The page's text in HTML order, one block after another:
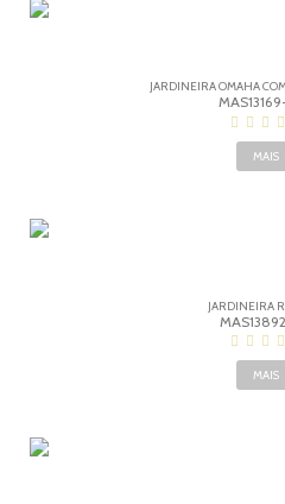
JARDINEIRA OMAHA
MAIS
JARDINEIRA
MAIS